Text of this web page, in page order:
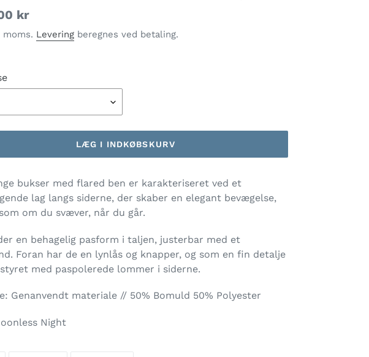
kr
moms. Levering beregnes ved betaling.
LÆG I INDKØBSKURV
bukser med flared ben er karakteriseret ved et
lag langs siderne, der skaber en elegant bevægelse,
om du svæver, når du går.
en behagelig pasform i taljen, justerbar med et
Foran har de en lynlås og knapper, og som en fin detalje
med paspolerede lommer i siderne.
Genanvendt materiale // 50% Bomuld 50% Polyester
Night